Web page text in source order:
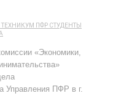
ПФР СТУДЕНТЫ
«Экономики,
Управления ПФР в г.